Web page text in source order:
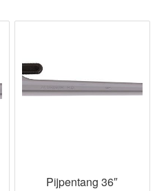
Pijpentang 36″